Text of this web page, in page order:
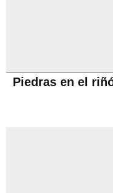
Piedras en el